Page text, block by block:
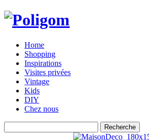
Home
Shopping
Inspirations
Visites privées
Vintage
Kids
DIY
Chez nous